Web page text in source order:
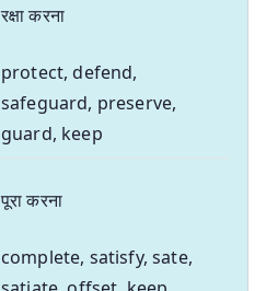
रक्षा करना
protect, defend,
safeguard, preserve,
guard, keep
पूरा करना
complete, satisfy, sate,